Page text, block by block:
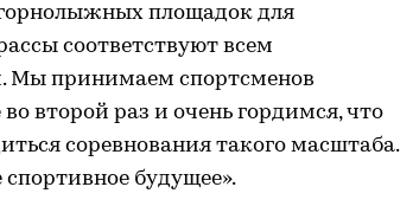
площадок для
соответствуют всем
Мы принимаем спортсменов
второй раз и очень гордимся, что
соревнования такого масштаба.
будущее».